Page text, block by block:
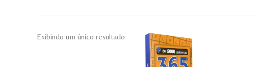
Exibindo um único resultado